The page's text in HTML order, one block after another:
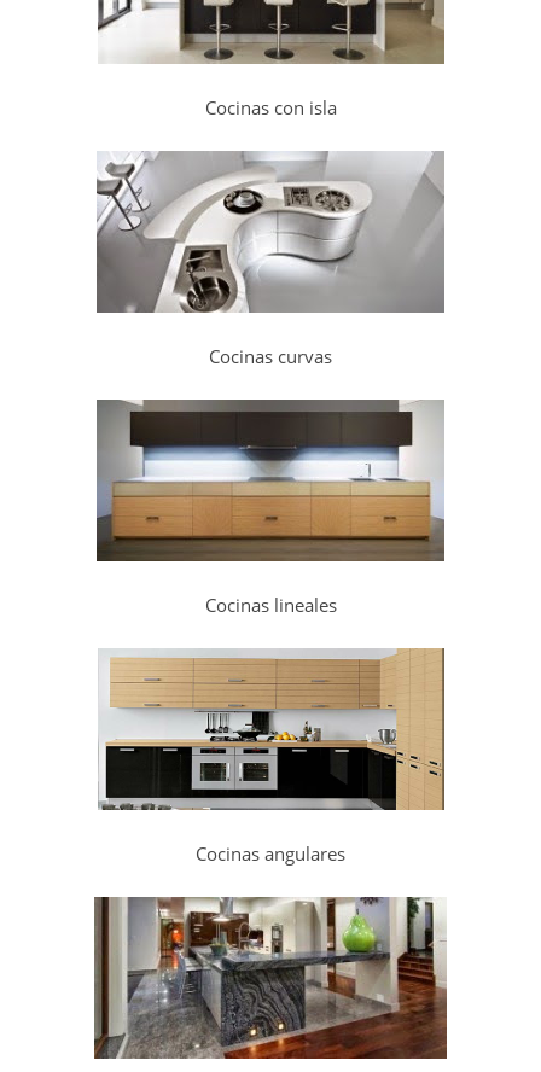
Cocinas con isla
Cocinas curvas
Cocinas lineales
Cocinas angulares